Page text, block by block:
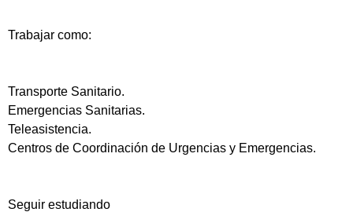
Trabajar como:
Transporte Sanitario.
Emergencias Sanitarias.
Teleasistencia.
Centros de Coordinación de Urgencias y Emergencias.
Seguir estudiando